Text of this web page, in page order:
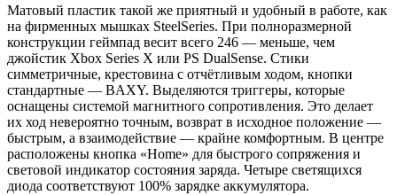
Матовый пластик такой же приятный и удобный в работе, как
на фирменных мышках SteelSeries. При полноразмерной
конструкции геймпад весит всего 246 — меньше, чем
джойстик Xbox Series X или PS DualSense. Стики
симметричные, крестовина с отчётливым ходом, кнопки
стандартные — BAXY. Выделяются триггеры, которые
оснащены системой магнитного сопротивления. Это делает
их ход невероятно точным, возврат в исходное положение —
быстрым, а взаимодействие — крайне комфортным. В центре
расположены кнопка «Home» для быстрого сопряжения и
световой индикатор состояния заряда. Четыре светящихся
диода соответствуют 100% зарядке аккумулятора.